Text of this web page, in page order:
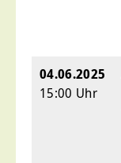
04.06.2025
15:00 Uhr